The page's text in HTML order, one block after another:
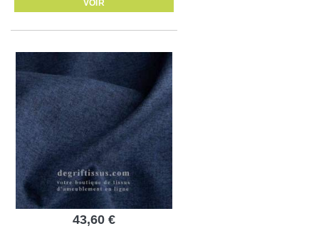
VOIR
43,60 €